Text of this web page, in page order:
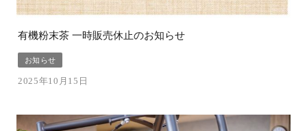
有機粉末茶 一時販売休止のお知らせ
お知らせ
2025年10月15日